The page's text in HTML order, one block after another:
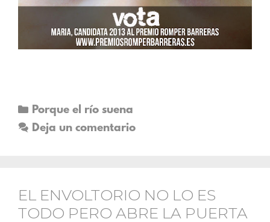
Porque el río suena
Deja un comentario
EL ENVOLTORIO NO LO ES
TODO PERO ABRE LA PUERTA